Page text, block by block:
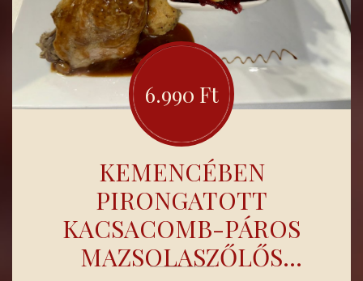
KEMENCÉBEN
PIRONGATOTT
KACSACOMB-PÁROS
MAZSOLASZŐLŐS
6.990 Ft